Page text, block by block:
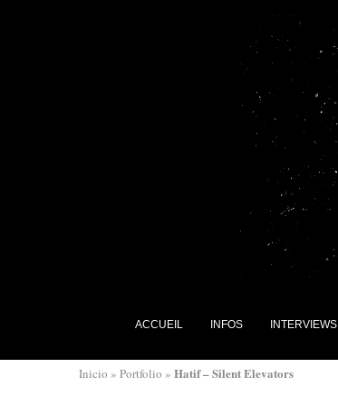
ACCUEIL INFOS INTERVIEWS
Inicio » Portfolio » Hatif – Silent Elevators